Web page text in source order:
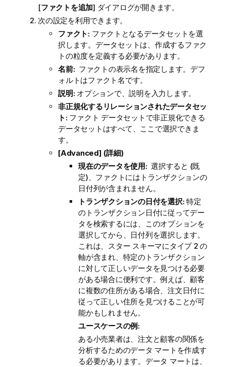
[ファクトを追加] ダイアログが開きます。
次の設定を利用できます。
ファクト:ファクトとなるデータセットを選
択します。データセットは、作成するファク
トの粒度を定義する必要があります。
名前:ファクトの表示名を指定します。デフ
ォルトはファクト名です。
説明:オプションで、説明を入力します。
非正規化するリレーションされたデータセッ
ト:ファクト データセットで非正規化できる
データセットはすべて、ここで選択できま
す。
[Advanced] (詳細)
現在のデータを使用:選択すると (既
定)、ファクトにはトランザクションの
日付列が含まれません。
トランザクションの日付を選択:特定
のトランザクション日付に従ってデー
タを検索するには、このオプションを
選択してから、日付列を選択します。
これは、スター スキーマにタイプ 2 の
軸が含まれ、特定のトランザクション
に対して正しいデータを見つける必要
がある場合に便利です。例えば、顧客
に複数の住所がある場合、注文日付に
従って正しい住所を見つけることが可
能かもしれません。
ユースケースの例:
ある小売業者は、注文と顧客の関係を
分析するためのデータ マートを作成す
る必要があります。データ マートは、